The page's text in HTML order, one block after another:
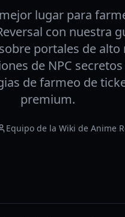
lugar para
con nuestra
portales de alto
de NPC secretos
de farmeo de
premium.
Equipo de la Wiki de Anime